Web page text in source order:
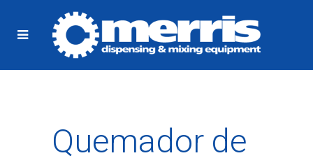
Quemador de